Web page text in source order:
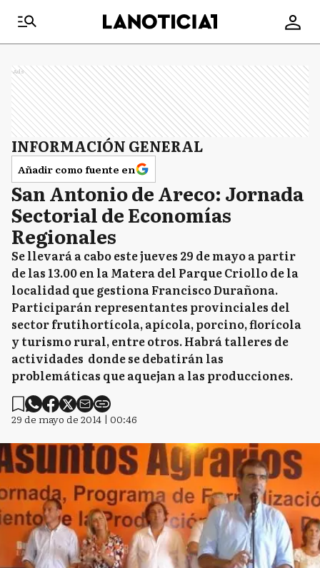
Ads
INFORMACIÓN GENERAL
Añadir como fuente en
San Antonio de Areco: Jornada
Sectorial de Economías
Regionales
Se llevará a cabo este jueves 29 de mayo a partir
de las 13.00 en la Matera del Parque Criollo de la
localidad que gestiona Francisco Durañona.
Participarán representantes provinciales del
sector frutihortícola, apícola, porcino, florícola
y turismo rural, entre otros. Habrá talleres de
actividades donde se debatirán las
problemáticas que aquejan a las producciones.
29 de mayo de 2014 | 00:46